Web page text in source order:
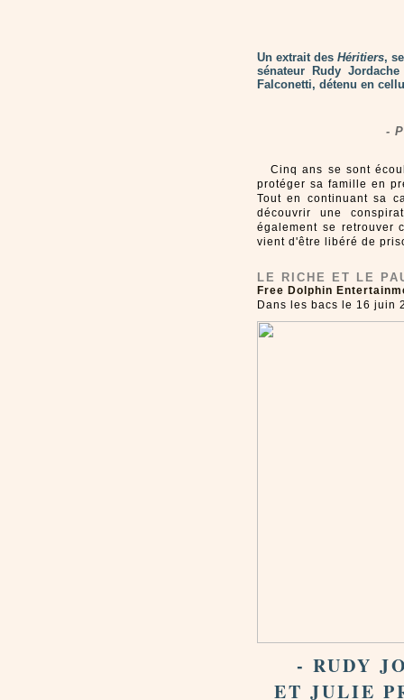
Un extrait desHéritiers,
sénateur Rudy
Falconetti, détenu en
-
Cinq ans se sont
protéger sa famille en
Tout en continuant sa
découvrir une
également se retrouver
vient d'être libéré de
LE RICHE ET LE
Free Dolphin
Dans les bacs le 16 juin
- RUDY
ET JULIE